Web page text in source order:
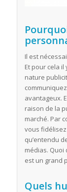
Il est
Et pour cela
nature
avantageux.
raison de la
marché. Par
vous fidélisez
qu’entendu
médias. Quoi
est un grand
Quels